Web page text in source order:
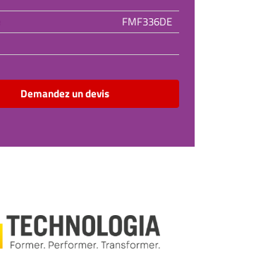
FMF336DE
Demandez un devis